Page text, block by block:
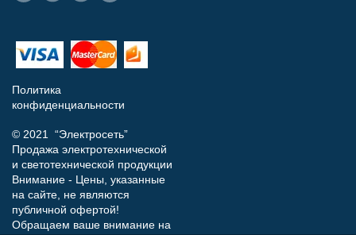
Политика
конфиденциальности
© 2021 “Электросеть”
Продажа электротехнической
и светотехнической продукции
Внимание - Цены, указанные
на сайте, не являются
публичной офертой!
Обращаем ваше внимание на